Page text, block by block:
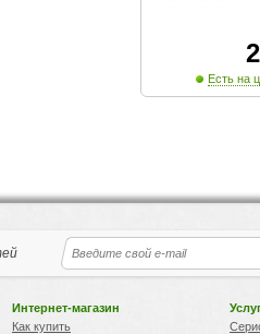
Есть на
Интернет-магазин
Как купить